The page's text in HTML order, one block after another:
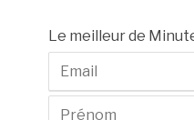
Le meilleur de